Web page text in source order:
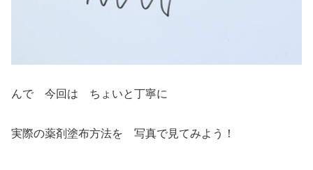
んで 今回は ちょいと丁寧に
実際の薬剤塗布方法を 写真で見てみよう！